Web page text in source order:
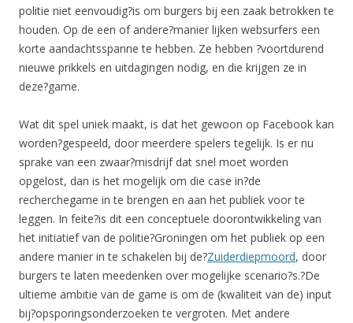
politie niet eenvoudig?is om burgers bij een zaak betrokken te
houden. Op de een of andere?manier lijken websurfers een
korte aandachtsspanne te hebben. Ze hebben ?voortdurend
nieuwe prikkels en uitdagingen nodig, en die krijgen ze in
deze?game.
Wat dit spel uniek maakt, is dat het gewoon op Facebook kan
worden?gespeeld, door meerdere spelers tegelijk. Is er nu
sprake van een zwaar?misdrijf dat snel moet worden
opgelost, dan is het mogelijk om die case in?de
recherchegame in te brengen en aan het publiek voor te
leggen. In feite?is dit een conceptuele doorontwikkeling van
het initiatief van de politie?Groningen om het publiek op een
andere manier in te schakelen bij de?Zuiderdiepmoord, door
burgers te laten meedenken over mogelijke scenario?s.?De
ultieme ambitie van de game is om de (kwaliteit van de) input
bij?opsporingsonderzoeken te vergroten. Met andere